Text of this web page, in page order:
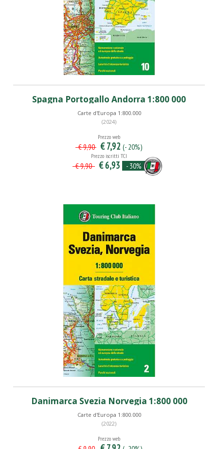
Spagna Portogallo Andorra 1:800 000
Carte d'Europa 1:800.000
(2024)
Prezzo web
€ 9,90 € 7,92 (- 20%)
Prezzo iscritti TCI
€ 9,90 € 6,93 - 30%
Danimarca Svezia Norvegia 1:800 000
Carte d'Europa 1:800.000
(2022)
Prezzo web